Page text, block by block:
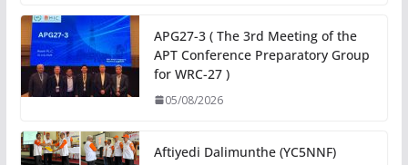
APG27-3 ( The 3rd Meeting of the
APT Conference Preparatory Group
for WRC-27 )
05/08/2026
Aftiyedi Dalimunthe (YC5NNF)